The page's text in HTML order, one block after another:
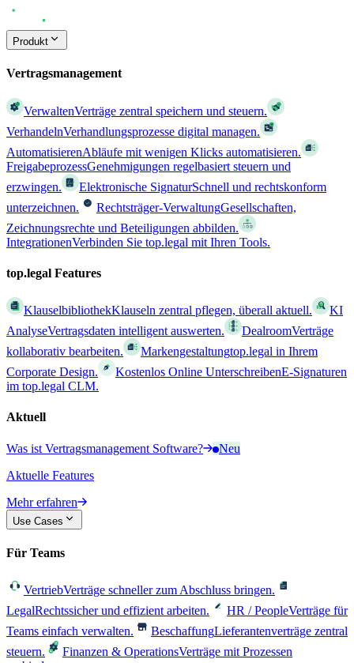
Produkt
Vertragsmanagement
VerwaltenVerträge zentral speichern und steuern.
VerhandelnVerhandlungsprozesse digital managen.
AutomatisierenAbläufe mit wenigen Klicks automatisieren.
FreigabeprozessGenehmigungen regelbasiert steuern und
erzwingen.
Elektronische SignaturSchnell und rechtskonform
unterzeichnen.
Rechtsträger-VerwaltungGesellschaften,
Zeichnungsrechte und Beteiligungen abbilden.
IntegrationenVerbinden Sie top.legal mit Ihren Tools.
top.legal Features
KlauselbibliothekKlauseln zentral pflegen, überall aktuell.
KI
AnalyseVertragsdaten intelligent auswerten. DealroomVerträge
kollaborativ bearbeiten.
Markengestaltungtop.legal in Ihrem
Corporate Design.
Kostenlos Online UnterschreibenE-Signaturen
im top.legal CLM.
Aktuell
Was ist Vertragsmanagement Software?
Neu
Aktuelle Features
Mehr erfahren
Use Cases
Für Teams
VertriebVerträge schneller zum Abschluss bringen.
LegalRechtssicher und effizient arbeiten. HR / PeopleVerträge für
Teams einfach verwalten.
BeschaffungLieferantenverträge zentral
steuern.
Finanzen & OperationsVerträge mit Prozessen